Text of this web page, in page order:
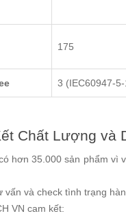
175
3 (IEC60947-5-
Chất Lượng và
hơn 35.000 sản phẩm vì
vấn và check tình trạng
VN cam kết: